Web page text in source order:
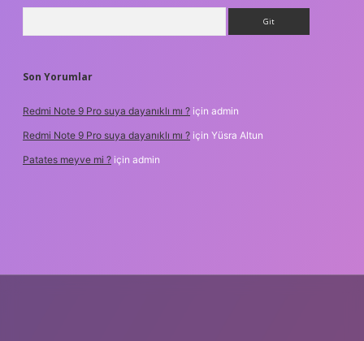
Son Yorumlar
Redmi Note 9 Pro suya dayanıklı mı ? için admin
Redmi Note 9 Pro suya dayanıklı mı ? için Yüsra Altun
Patates meyve mi ? için admin